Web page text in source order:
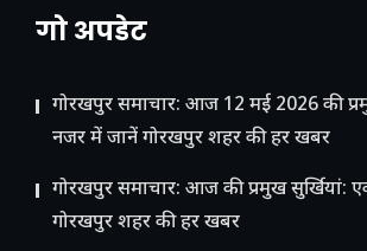
गो अपडेट
गोरखपुर समाचार: आज 12 मई 2026 की
नजर में जानें गोरखपुर शहर की हर खबर
गोरखपुर समाचार: आज की प्रमुख सुर्खियां:
गोरखपुर शहर की हर खबर